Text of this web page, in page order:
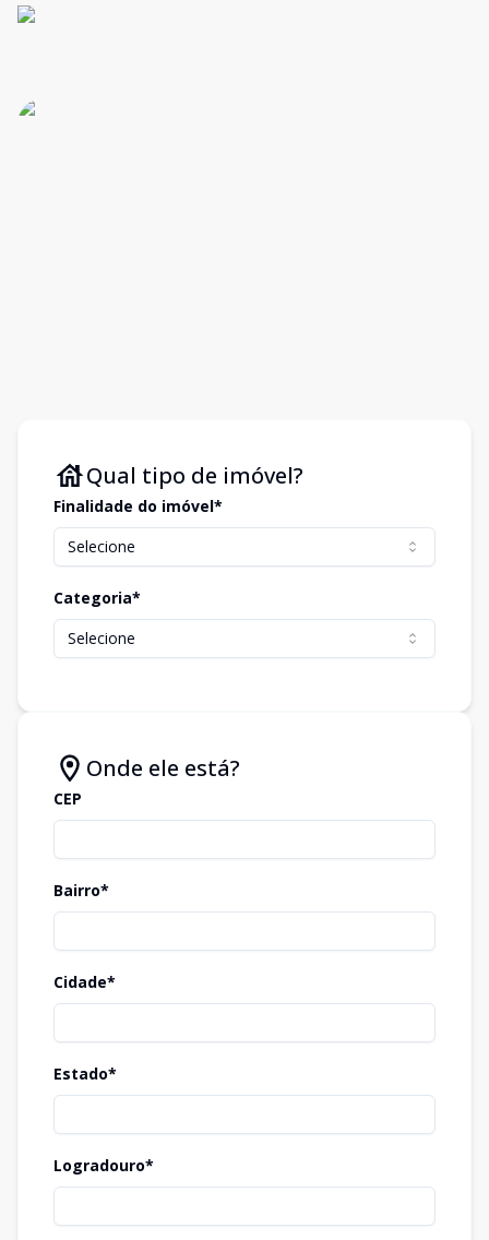
Qual tipo de imóvel?
Finalidade do imóvel*
Selecione
Categoria*
Selecione
Onde ele está?
CEP
Bairro*
Cidade*
Estado*
Logradouro*